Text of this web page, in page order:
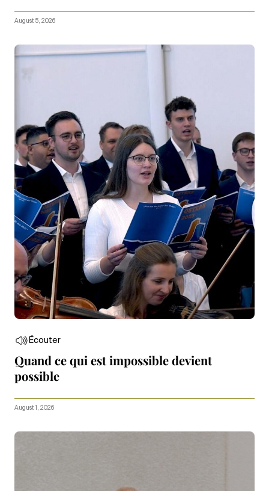
August 5, 2026
Écouter
Quand ce qui est impossible devient
possible
August 1, 2026